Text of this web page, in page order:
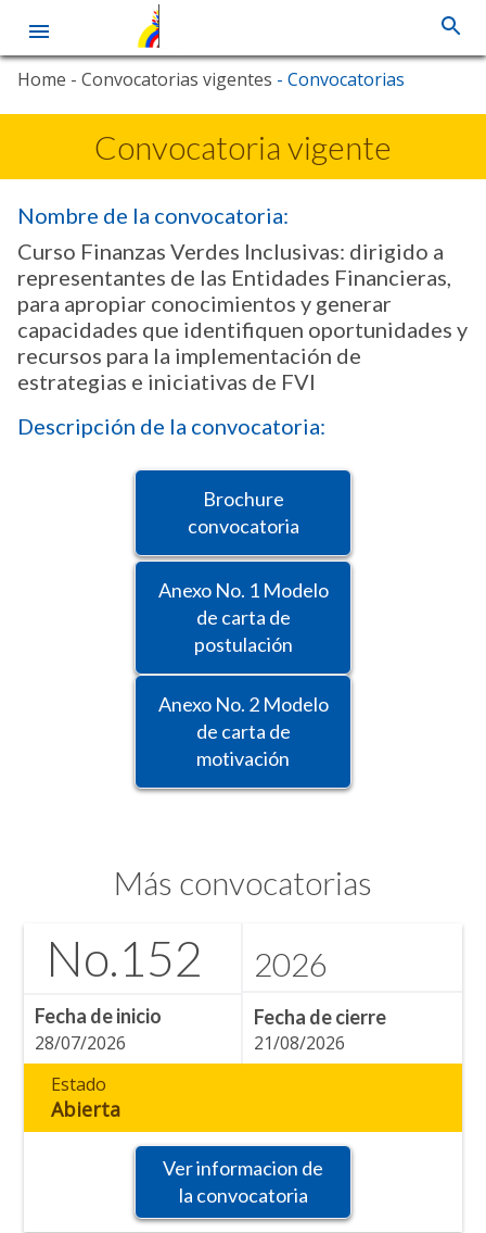
Skip
main
Home - Convocatorias vigentes - Convocatorias
Convocatoria vigente
Nombre de la convocatoria:
Curso Finanzas Verdes Inclusivas: dirigido a
representantes de las Entidades Financieras,
para apropiar conocimientos y generar
capacidades que identifiquen oportunidades y
recursos para la implementación de
estrategias e iniciativas de FVI
Descripción de la convocatoria:
Brochure
convocatoria
Anexo No. 1 Modelo
de carta de
postulación
Anexo No. 2 Modelo
de carta de
motivación
Más convocatorias
No.152 2026
Fecha de inicio
28/07/2026
Fecha de cierre
21/08/2026
Estado
Abierta
Ver informacion de
la convocatoria